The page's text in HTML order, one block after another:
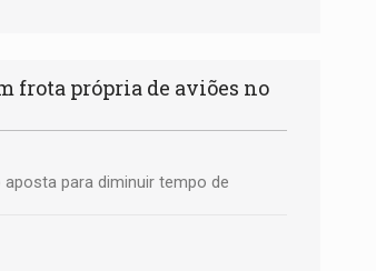
frota própria de aviões no
para diminuir tempo de